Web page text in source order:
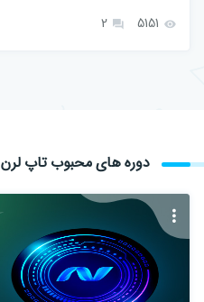
دوره های محبوب تاپ لرن